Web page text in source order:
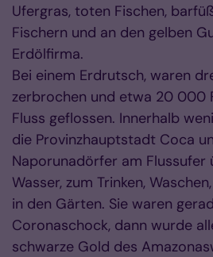
Ufergras, toten Fischen,
Fischern und an den gelben
Erdölfirma.
Bei einem Erdrutsch, waren
zerbrochen und etwa 20 000
Fluss geflossen. Innerhalb
die Provinzhauptstadt Coca
Naporunadörfer am Flussufer
Wasser, zum Trinken,
in den Gärten. Sie waren
Coronaschock, dann wurde
schwarze Gold des